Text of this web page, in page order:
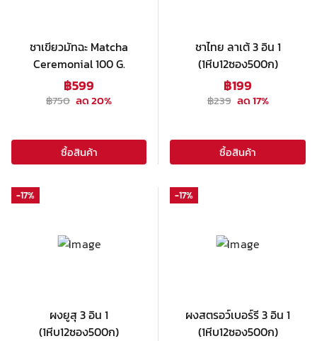
อุปกรณ์อื่นๆ
ชาเขียวมัทฉะ Matcha
Ceremonial 100 G.
฿599
฿750 ลด20%
ซื้อสินค้า
ชาไทย ลาเต้ 3 อิน 1
(1หีบ12ซอง500ก)
฿199
฿239 ลด17%
ซื้อสินค้า
-17%
ผงยูสุ 3 อิน 1
(1หีบ12ซอง500ก)
-17%
ผงสตรอว์เบอร์รี 3 อิน 1
(1หีบ12ซอง500ก)